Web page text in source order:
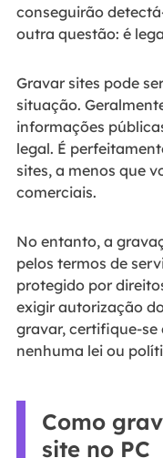
conseguirão
outra questão: é
Gravar sites pode
situação.
informações
legal. É
sites, a menos que
comerciais.
No entanto, a
pelos termos de
protegido por
exigir autorização
gravar, certifique-se
nenhuma lei ou
Como
site no PC